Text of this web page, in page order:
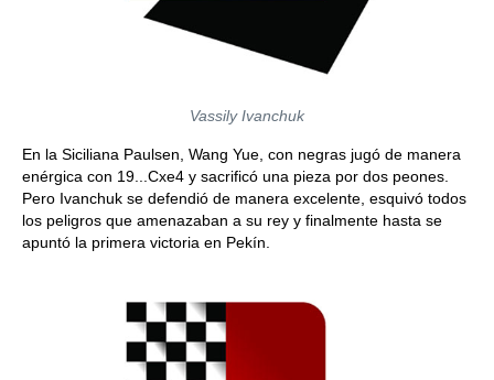
Vassily Ivanchuk
En la Siciliana Paulsen, Wang Yue, con negras jugó de manera
enérgica con 19...Cxe4 y sacrificó una pieza por dos peones.
Pero Ivanchuk se defendió de manera excelente, esquivó todos
los peligros que amenazaban a su rey y finalmente hasta se
apuntó la primera victoria en Pekín.